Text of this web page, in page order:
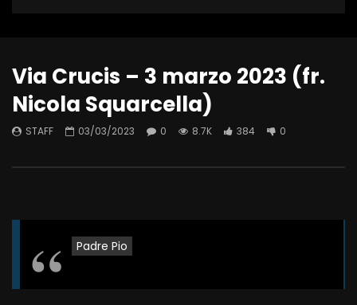
Via Crucis – 3 marzo 2023 (fr.
Nicola Squarcella)
STAFF 03/03/2023 0 8.7K 384 0
Padre Pio